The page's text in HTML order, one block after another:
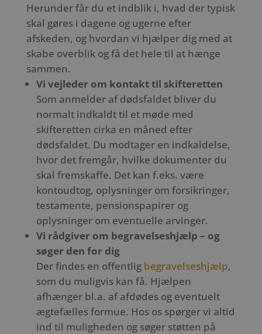
Herunder får du et indblik i, hvad der typisk
skal gøres i dagene og ugerne efter
afskeden, og hvordan vi hjælper dig med at
skabe overblik og få det hele til at hænge
sammen.
Vi vejleder om kontakt til skifteretten
Som anmelder af dødsfaldet bliver du
normalt indkaldt til et møde med
skifteretten cirka en måned efter
dødsfaldet. Du modtager en indkaldelse,
hvor det fremgår, hvilke dokumenter du
skal fremskaffe. Det kan f.eks. være
kontoudtog, oplysninger om forsikringer,
testamente, pensionspapirer og
oplysninger om eventuelle arvinger.
Vi rådgiver om begravelseshjælp – og
søger den for dig
Der findes en offentlig begravelseshjælp,
som du muligvis kan få. Hjælpen
afhænger bl.a. af afdødes og eventuelt
ægtefælles formue. Hos os spørger vi altid
ind til muligheden og søger støtten på